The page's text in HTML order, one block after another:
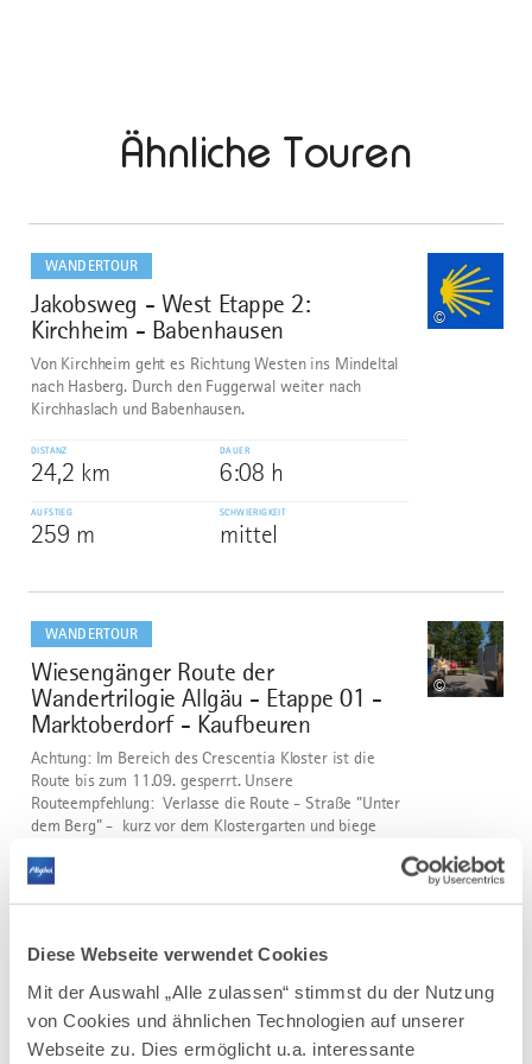
Diese Webseite verwendet Cookies
Mit der Auswahl „Alle zulassen“ stimmst du der Nutzung
von Cookies und ähnlichen Technologien auf unserer
Webseite zu. Dies ermöglicht u.a. interessante
Ähnliche Touren
WANDERTOUR
1
Jakobsweg - West Etappe 2:
Kirchheim - Babenhausen
©
Von Kirchheim geht es Richtung Westen ins Mindeltal
nach Hasberg. Durch den Fuggerwal weiter nach
Kirchhaslach und Babenhausen.
DISTANZ
24,2 km
DAUER
6:08 h
AUFSTIEG
259 m
SCHWIERIGKEIT
mittel
dazu
WANDERTOUR
2
Wiesengänger Route der
Wandertrilogie Allgäu - Etappe 01 -
Marktoberdorf - Kaufbeuren
©
Achtung: Im Bereich des Crescentia Kloster ist die
Route bis zum 11.09. gesperrt. Unsere
Routeempfehlung: Verlasse die Route - Straße "Unter
dem Berg" - kurz vor dem Klostergarten und biege
Schmiedgasse, biege dort...
225 m mittel
dazu